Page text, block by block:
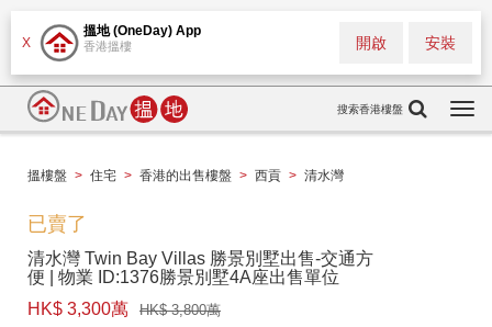
X
搵地 (OneDay) App
香港搵樓 安裝
開啟
搜索香港樓盤
搵樓盤 > 住宅 > 香港的出售樓盤 > 西貢 > 清水灣
已賣了
清水灣 Twin Bay Villas 勝景別墅出售-交通方
便 | 物業 ID:1376勝景別墅4A座出售單位
HK$ 3,300萬
HK$ 3,800萬